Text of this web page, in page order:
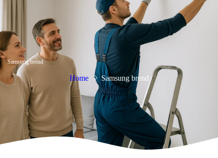
Samsung brend
Home Samsung brend